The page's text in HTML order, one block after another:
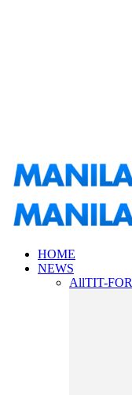
HOME
NEWS
AllTIT-